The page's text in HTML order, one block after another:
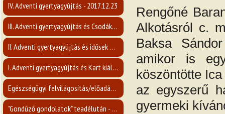
IV. Adventi gyertyagyújtás - 2017.12.23
III. Adventi gyertyagyújtás és Csodák Nógrád Megyében c. előadás- 2017.12.17
II. Adventi gyertyagyújtás és idősek napja - 2017.12.10
I. Adventi gyertyagyújtás és Kart kiállítás megnyitója - 2017.12.03
Egészségügyi felvilágosítás/előadás a mellrákról - 2017.11.15.
"Gondűző gondolatok" teadélután - 2017.11.09.
Rengőné
Alkotásról c.
Baksa
amikor is
köszöntötte
az egyszerű
gyermeki